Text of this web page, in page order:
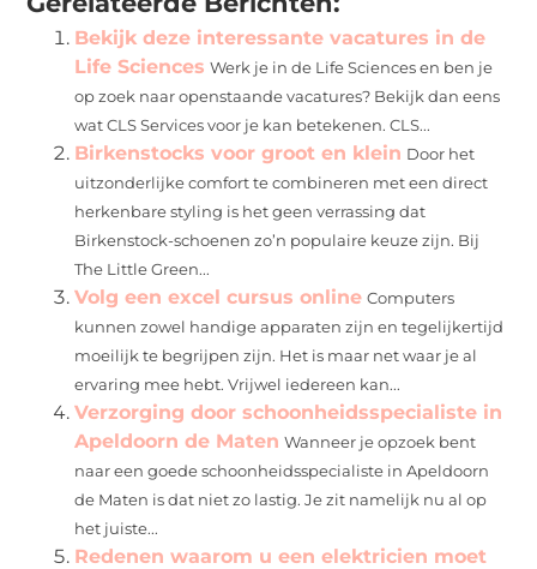
Bekijk deze interessante vacatures in de
Life Sciences Werk je in de Life Sciences en ben je
op zoek naar openstaande vacatures? Bekijk dan eens
wat CLS Services voor je kan betekenen. CLS...
Birkenstocks voor groot en klein Door het
uitzonderlijke comfort te combineren met een direct
herkenbare styling is het geen verrassing dat
Birkenstock-schoenen zo’n populaire keuze zijn. Bij
The Little Green...
Volg een excel cursus online Computers
kunnen zowel handige apparaten zijn en tegelijkertijd
moeilijk te begrijpen zijn. Het is maar net waar je al
ervaring mee hebt. Vrijwel iedereen kan...
Verzorging door schoonheidsspecialiste in
Apeldoorn de Maten Wanneer je opzoek bent
naar een goede schoonheidsspecialiste in Apeldoorn
de Maten is dat niet zo lastig. Je zit namelijk nu al op
het juiste...
Redenen waarom u een elektricien moet